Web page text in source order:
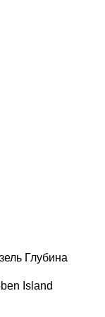
Глубина
Island